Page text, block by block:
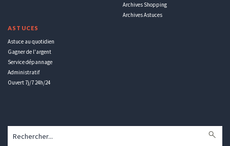
ASTUCES
Astuce au quotidien
Gagner de l'argent
Service dépannage
Administratif
Ouvert 7j/7 24h/24
Archives Shopping
Archives Astuces